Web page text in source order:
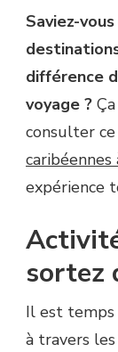
Saviez-
différence
voyage ?
consulter ce
expérience
sortez
Il est temps
à travers